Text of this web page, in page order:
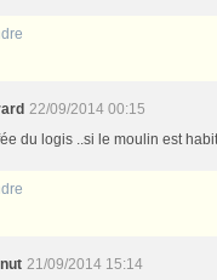
22/09/2014 00:15
du logis ..si le moulin est
21/09/2014 15:14